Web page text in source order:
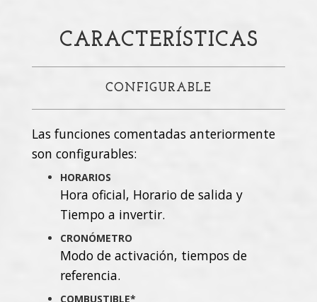
CARACTERÍSTICAS
CONFIGURABLE
Las funciones comentadas anteriormente
son configurables:
HORARIOS
Hora oficial, Horario de salida y
Tiempo a invertir.
CRONÓMETRO
Modo de activación, tiempos de
referencia.
COMBUSTIBLE*